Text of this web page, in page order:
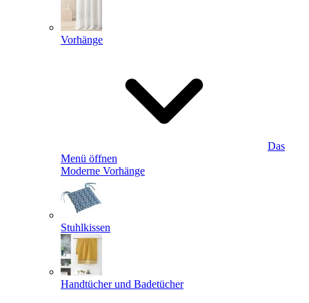
Vorhänge
Das
Menü öffnen
Moderne Vorhänge
Stuhlkissen
Handtücher und Badetücher